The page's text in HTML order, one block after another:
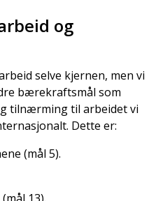
og vurdering av
sett fra
og
selve kjernen, men vi
bærekraftsmål som
tilnærming til arbeidet vi
Dette er:
(mål 5).